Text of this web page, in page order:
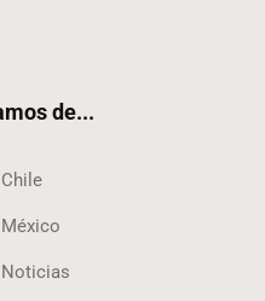
de...
Chile
México
Noticias